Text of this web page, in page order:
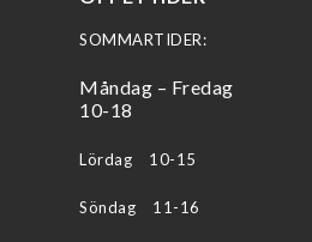
SOMMARTIDER:
Måndag – Fredag
10-18
Lördag 10-15
Söndag 11-16